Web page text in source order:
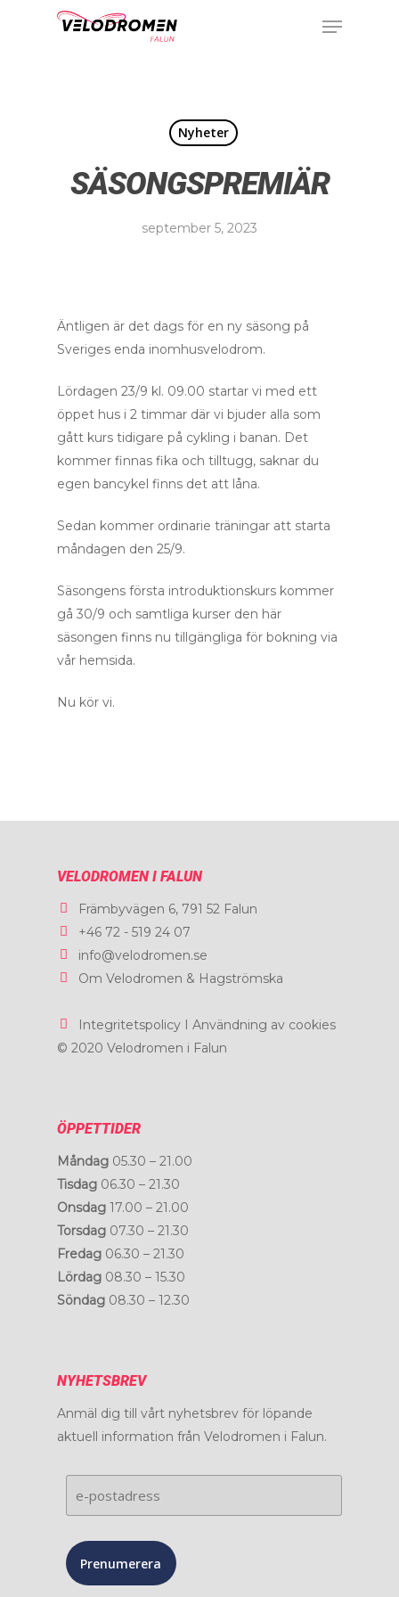
Nyheter
SÄSONGSPREMIÄR
september 5, 2023
Äntligen är det dags för en ny säsong på
Sveriges enda inomhusvelodrom.
Lördagen 23/9 kl. 09.00 startar vi med ett
öppet hus i 2 timmar där vi bjuder alla som
gått kurs tidigare på cykling i banan. Det
kommer finnas fika och tilltugg, saknar du
egen bancykel finns det att låna.
Sedan kommer ordinarie träningar att starta
måndagen den 25/9.
Säsongens första introduktionskurs kommer
gå 30/9 och samtliga kurser den här
säsongen finns nu tillgängliga för bokning via
vår hemsida.
Nu kör vi.
VELODROMEN I FALUN
Främbyvägen 6, 791 52 Falun
+46 72 - 519 24 07
info@velodromen.se
Om Velodromen & Hagströmska
Integritetspolicy I Användning av cookies
© 2020 Velodromen i Falun
ÖPPETTIDER
Måndag 05.30 – 21.00
Tisdag 06.30 – 21.30
Onsdag 17.00 – 21.00
Torsdag 07.30 – 21.30
Fredag 06.30 – 21.30
Lördag 08.30 – 15.30
Söndag 08.30 – 12.30
NYHETSBREV
Anmäl dig till vårt nyhetsbrev för löpande
aktuell information från Velodromen i Falun.
Boka